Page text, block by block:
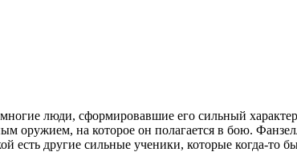
люди, сформировавшие его сильный
оружием, на которое он полагается в бою.
есть другие сильные ученики, которые когда-то